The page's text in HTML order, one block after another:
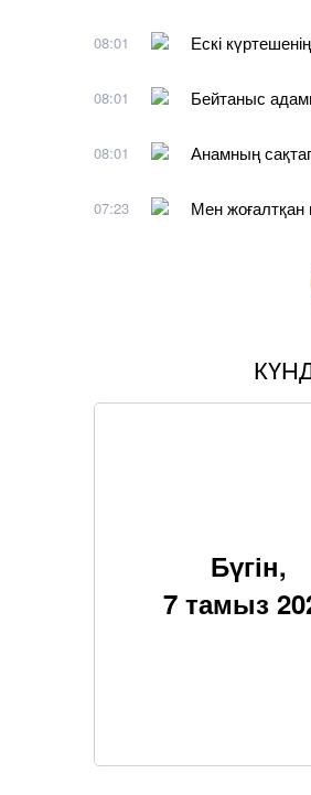
08:01 Ескі
08:01 Бейтаныс
08:01 Анамның
07:23 Мен жоғалтқан
Бүгін,
7 тамыз